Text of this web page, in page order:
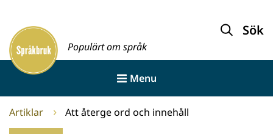
innehållet
Framsida
Populärt om språk
Sök
Menu
Artiklar Att återge ord och innehåll